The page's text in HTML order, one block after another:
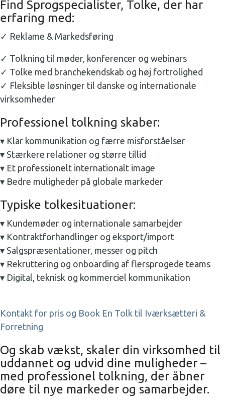
Find Sprogspecialister, Tolke, der har
erfaring med:
✓ Reklame & Markedsføring
✓ Tolkning til møder, konferencer og webinars
✓ Tolke med branchekendskab og høj fortrolighed
✓ Fleksible løsninger til danske og internationale
virksomheder
Professionel tolkning skaber:
▾ Klar kommunikation og færre misforståelser
▾ Stærkere relationer og større tillid
▾ Et professionelt internationalt image
▾ Bedre muligheder på globale markeder
Typiske tolkesituationer:
▾ Kundemøder og internationale samarbejder
▾ Kontraktforhandlinger og eksport/import
▾ Salgspræsentationer, messer og pitch
▾ Rekruttering og onboarding af flersprogede teams
▾ Digital, teknisk og kommerciel kommunikation
Kontakt for pris og Book En Tolk til Iværksætteri &
Forretning
Og skab vækst, skaler din virksomhed til
uddannet og udvid dine muligheder –
med professionel tolkning, der åbner
døre til nye markeder og samarbejder.